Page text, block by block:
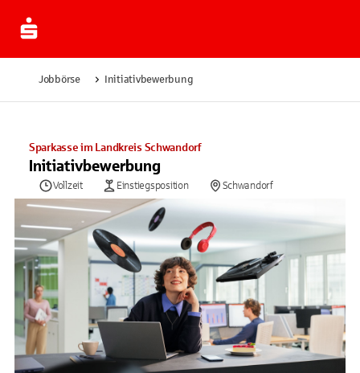
Jobbörse Initiativbewerbung
Sparkasse im Landkreis Schwandorf
Initiativbewerbung
Vollzeit Einstiegsposition Schwandorf